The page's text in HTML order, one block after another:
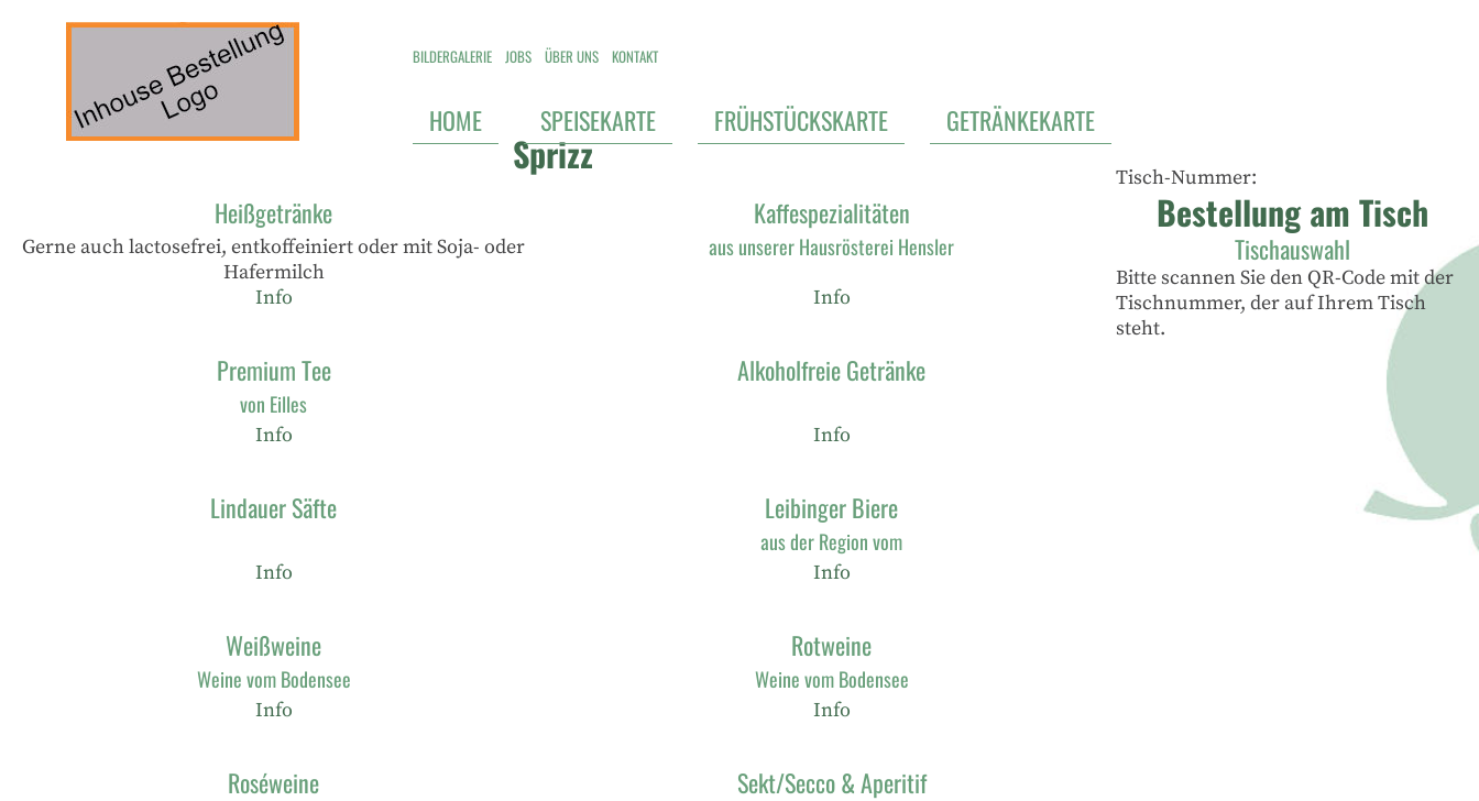
HOME SPEISEKARTE FRÜHSTÜCKSKARTE GETRÄNKEKARTE
BILDERGALERIE JOBS ÜBER UNS KONTAKT
Sprizz
Heißgetränke
Gerne auch lactosefrei, entkoffeiniert oder mit Soja- oder
Hafermilch
Info
Kaffespezialitäten
aus unserer Hausrösterei Hensler
Info
Premium Tee
von Eilles
Info
Alkoholfreie Getränke
Info
Lindauer Säfte
Info
Leibinger Biere
aus der Region vom
Info
Weißweine
Weine vom Bodensee
Info
Rotweine
Weine vom Bodensee
Info
Roséweine Sekt/Secco & Aperitif
Tisch-Nummer:
Bestellung am Tisch
Tischauswahl
Bitte scannen Sie den QR-Code mit der
Tischnummer, der auf Ihrem Tisch
steht.